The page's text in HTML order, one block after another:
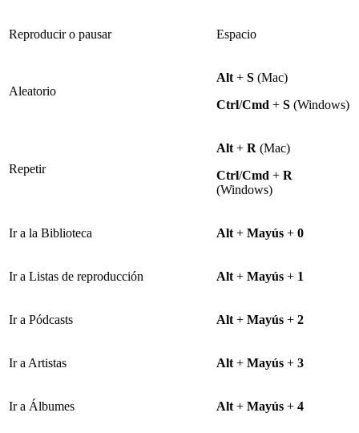
Reproducir o pausar Espacio
Aleatorio
Alt + S (Mac)
Ctrl/Cmd + S (Windows)
Repetir
Alt + R (Mac)
Ctrl/Cmd + R
(Windows)
Ir a la Biblioteca Alt + Mayús + 0
Ir a Listas de reproducción Alt + Mayús + 1
Ir a Pódcasts Alt + Mayús + 2
Ir a Artistas Alt + Mayús + 3
Ir a Álbumes Alt + Mayús + 4